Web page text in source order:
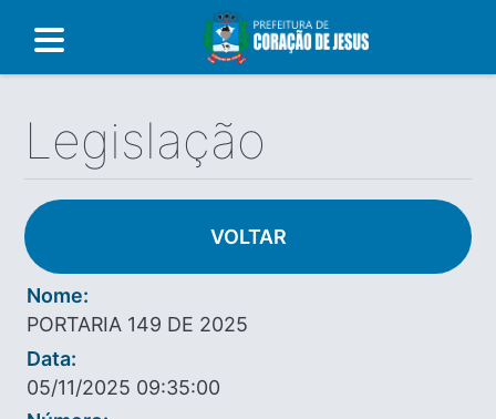
Legislação
VOLTAR
Nome:
PORTARIA 149 DE 2025
Data:
05/11/2025 09:35:00